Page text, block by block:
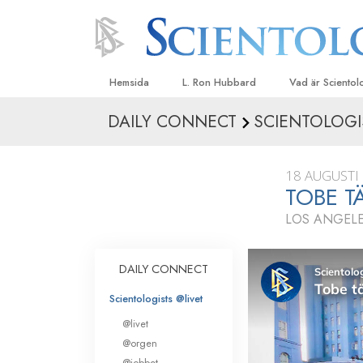
Hemsida L. Ron Hubbard Vad är
Trossatser och
Vad
Scientology
Träffa en
Inne i en Kyrka
Scientologys
En introduktion
Kärlek och hat –
Vad är storhet?
DAILY CONNECT
18
TOBE
LOS
DAILY CONNECT
Scientologists @livet
@livet
@orgen